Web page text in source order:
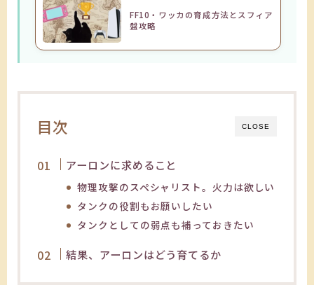
FF10・ワッカの育成方法とスフィア
盤攻略
CLOSE
目次
アーロンに求めること
物理攻撃のスペシャリスト。火力は欲しい
タンクの役割もお願いしたい
タンクとしての弱点も補っておきたい
結果、アーロンはどう育てるか